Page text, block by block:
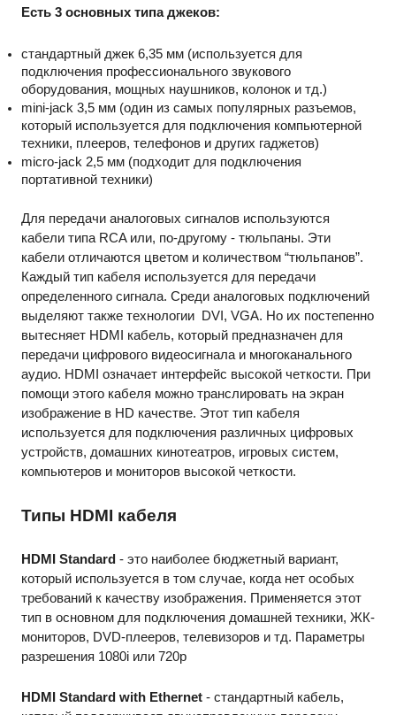
Есть 3 основных типа джеков:
стандартный джек 6,35 мм (используется для
подключения профессионального звукового
оборудования, мощных наушников, колонок и тд.)
mini-jack 3,5 мм (один из самых популярных разъемов,
который используется для подключения компьютерной
техники, плееров, телефонов и других гаджетов)
micro-jack 2,5 мм (подходит для подключения
портативной техники)
Для передачи аналоговых сигналов используются
кабели типа RCA или, по-другому - тюльпаны. Эти
кабели отличаются цветом и количеством “тюльпанов”.
Каждый тип кабеля используется для передачи
определенного сигнала. Среди аналоговых подключений
выделяют также технологии  DVI, VGA. Но их постепенно
вытесняет HDMI кабель, который предназначен для
передачи цифрового видеосигнала и многоканального
аудио. HDMI означает интерфейс высокой четкости. При
помощи этого кабеля можно транслировать на экран
изображение в HD качестве. Этот тип кабеля
используется для подключения различных цифровых
устройств, домашних кинотеатров, игровых систем,
компьютеров и мониторов высокой четкости.
Типы HDMI кабеля
HDMI Standard - это наиболее бюджетный вариант,
который используется в том случае, когда нет особых
требований к качеству изображения. Применяется этот
тип в основном для подключения домашней техники, ЖК-
мониторов, DVD-плееров, телевизоров и тд. Параметры
разрешения 1080i или 720p
HDMI Standard with Ethernet - стандартный кабель,